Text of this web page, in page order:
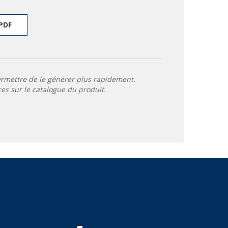
de le générer plus rapidement.
sur le catalogue du produit.